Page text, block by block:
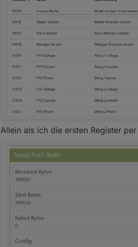
Allein als ich die ersten Register